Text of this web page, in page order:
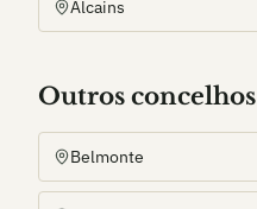
Alcains
Outros concelhos
Belmonte